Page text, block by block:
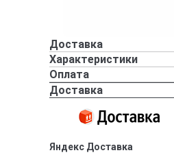
Доставка
Характеристики
Оплата
Доставка
Яндекс Доставка